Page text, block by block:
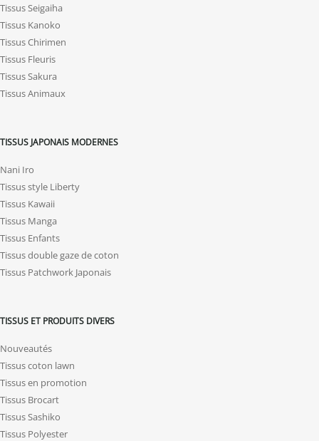
Tissus Seigaiha
Tissus Kanoko
Tissus Chirimen
Tissus Fleuris
Tissus Sakura
Tissus Animaux
TISSUS JAPONAIS MODERNES
Nani Iro
Tissus style Liberty
Tissus Kawaii
Tissus Manga
Tissus Enfants
Tissus double gaze de coton
Tissus Patchwork Japonais
TISSUS ET PRODUITS DIVERS
Nouveautés
Tissus coton lawn
Tissus en promotion
Tissus Brocart
Tissus Sashiko
Tissus Polyester